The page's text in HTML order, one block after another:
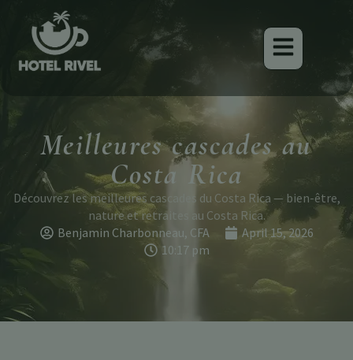
Meilleures cascades au
Costa Rica
Découvrez les meilleures cascades du Costa Rica — bien-être,
nature et retraites au Costa Rica.
Benjamin Charbonneau, CFA
April 15, 2026
10:17 pm